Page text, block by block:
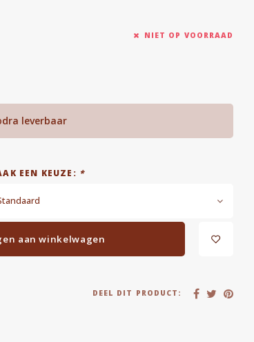
NIET OP VOORRAAD
leverbaar
EEN KEUZE: *
aan winkelwagen
DEEL DIT PRODUCT: